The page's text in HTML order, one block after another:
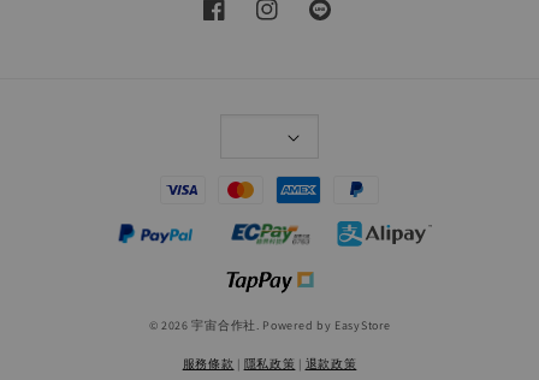
© 2026 宇宙合作社. Powered by EasyStore
服務條款 | 隱私政策 | 退款政策